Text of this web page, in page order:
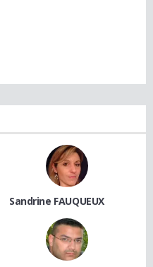
Sandrine FAUQUEUX